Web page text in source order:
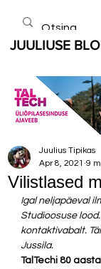
JUULIUSE
Vilistlased
Juulius Tipikas
Apr 8, 2021 9
Igal neljapäeval
Studioosuse
kontaktivabalt.
Jussila.
TalTechi 80